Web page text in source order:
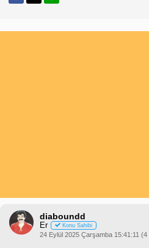
diaboundd
Er Konu Sahibi
24 Eylül 2025 Çarşamba 15:41:11 (4